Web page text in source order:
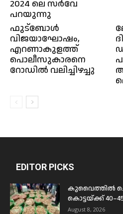
2024 ലെ സർവേ
പറയുന്നു
ഫുട്ബോൾ
വിജയാഘോഷം,
എറണാകുളത്ത്
പൊലീസുകാരനെ
റോഡിൽ വലിച്ചിഴച്ചു
EDITOR PICKS
കുവൈത്തിൽ
കൊട്ടയ്ക്ക്
August 8, 2026